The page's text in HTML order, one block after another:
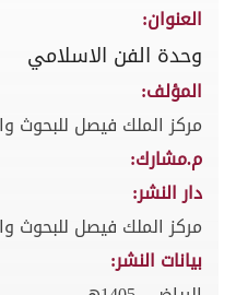
العنوان:
وحدة الفن الاسلامي
المؤلف:
مركز الملك فيصل للبحوث
م.مشارك:
دار النشر:
مركز الملك فيصل للبحوث
بيانات النشر: